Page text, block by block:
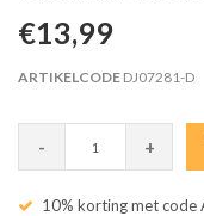
€13,99
ARTIKELCODE DJ07281-D
- +
10% korting met code